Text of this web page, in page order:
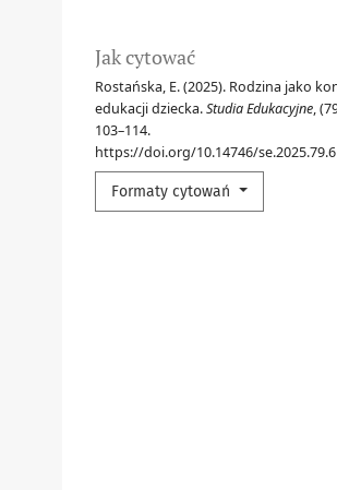
Jak cytować
Rostańska, E. (2025). Rodzina jako
edukacji dziecka.Studia Edukacyjne,
103–114.
https://doi.org/10.14746/se.2025.79.6
Formaty cytowań